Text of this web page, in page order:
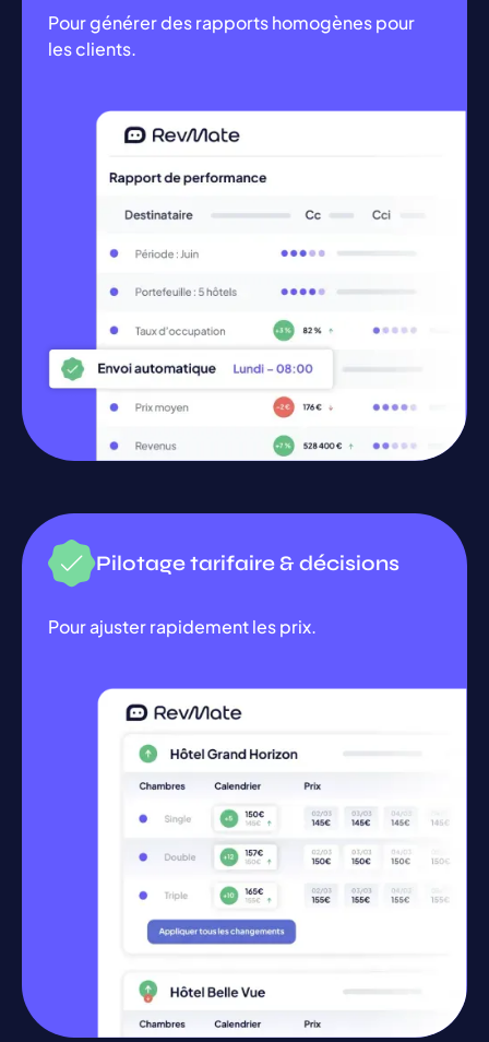
Pour générer des rapports homogènes pour
les clients.
Pilotage tarifaire & décisions
Pour ajuster rapidement les prix.